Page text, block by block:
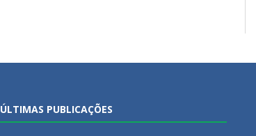
ÚLTIMAS PUBLICAÇÕES